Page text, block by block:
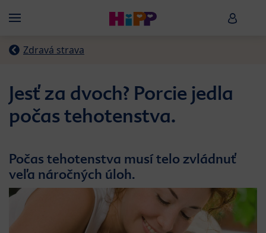
Menü HiPP
Zdravá strava
Jesť za dvoch? Porcie jedla
počas tehotenstva.
Počas tehotenstva musí telo zvládnuť
veľa náročných úloh.